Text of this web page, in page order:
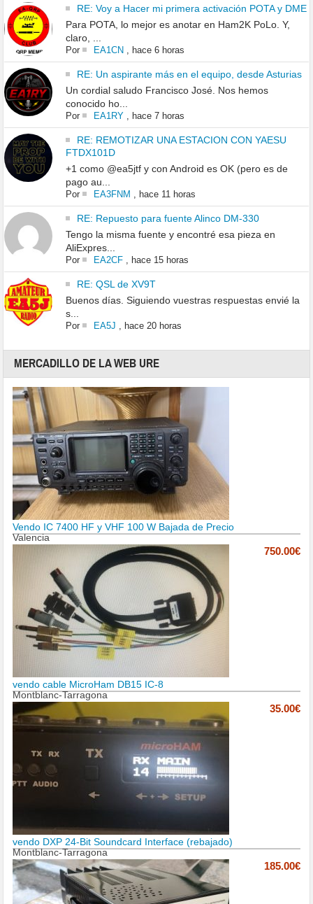
RE: Voy a Hacer mi primera activación POTA y DME
Para POTA, lo mejor es anotar en Ham2K PoLo. Y,
claro, ...
Por EA1CN, hace 6 horas
RE: Un aspirante más en el equipo, desde Asturias
Un cordial saludo Francisco José. Nos hemos
conocido ho...
Por EA1RY, hace 7 horas
RE: REMOTIZAR UNA ESTACION CON YAESU
FTDX101D
+1 como @ea5jtf y con Android es OK (pero es de
pago au...
Por EA3FNM , hace 11 horas
RE: Repuesto para fuente Alinco DM-330
Tengo la misma fuente y encontré esa pieza en
AliExpres...
Por EA2CF, hace 15 horas
RE: QSL de XV9T
Buenos días. Siguiendo vuestras respuestas envié la
s...
Por EA5J , hace 20 horas
MERCADILLO DE LA WEB URE
Vendo IC 7400 HF y VHF 100 W Bajada de Precio
Valencia
750.00€
vendo cable MicroHam DB15 IC-8
Montblanc-Tarragona
35.00€
vendo DXP 24-Bit Soundcard Interface (rebajado)
Montblanc-Tarragona
185.00€